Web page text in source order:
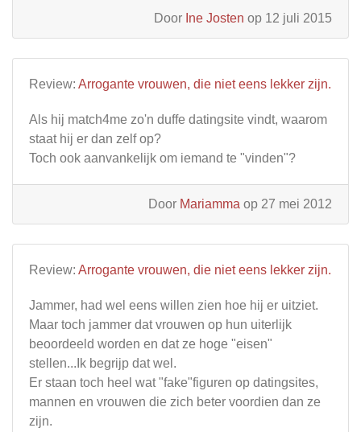
Door Ine Josten op 12 juli 2015
Review: Arrogante vrouwen, die niet eens lekker zijn.
Als hij match4me zo'n duffe datingsite vindt, waarom
staat hij er dan zelf op?
Toch ook aanvankelijk om iemand te "vinden"?
Door Mariamma op 27 mei 2012
Review: Arrogante vrouwen, die niet eens lekker zijn.
Jammer, had wel eens willen zien hoe hij er uitziet.
Maar toch jammer dat vrouwen op hun uiterlijk
beoordeeld worden en dat ze hoge "eisen"
stellen...Ik begrijp dat wel.
Er staan toch heel wat "fake"figuren op datingsites,
mannen en vrouwen die zich beter voordien dan ze
zijn.